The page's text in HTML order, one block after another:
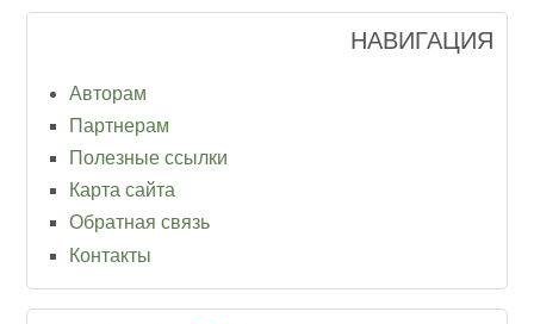
НАВИГАЦИЯ
Авторам
Партнерам
Полезные ссылки
Карта сайта
Обратная связь
Контакты